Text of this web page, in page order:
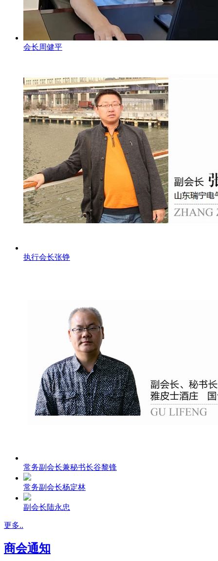
会长周健平
执行会长张铮
常务副会长兼秘书长谷黎锋
常务副会长杨定林
副会长陆永忠
更多..
商会通知